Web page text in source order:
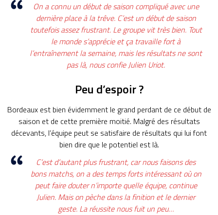
On a connu un début de saison compliqué avec une
dernière place à la trêve.C’est un début de saison
toutefois assez frustrant.Le groupe vit très bien.Tout
le monde s’apprécie et ça travaille fort à
l’entraînement la semaine, mais les résultats ne sont
pas là, nous confie Julien Uriot.
Peu d’espoir ?
Bordeaux est bien évidemment le grand perdant de ce début de
saison et de cette première moitié. Malgré des résultats
décevants, l’équipe peut se satisfaire de résultats qui lui font
bien dire que le potentiel est là.
C’est d’autant plus frustrant, car nous faisons des
bons matchs, on a des temps forts intéressant où on
peut faire douter n’importe quelle équipe, continue
Julien. Mais on pèche dans la finition et le dernier
geste. La réussite nous fuit un peu…